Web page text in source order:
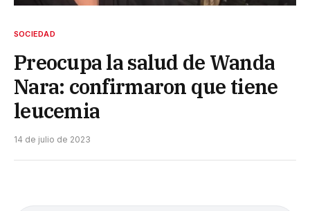
SOCIEDAD
Preocupa la salud de Wanda
Nara: confirmaron que tiene
leucemia
14 de julio de 2023